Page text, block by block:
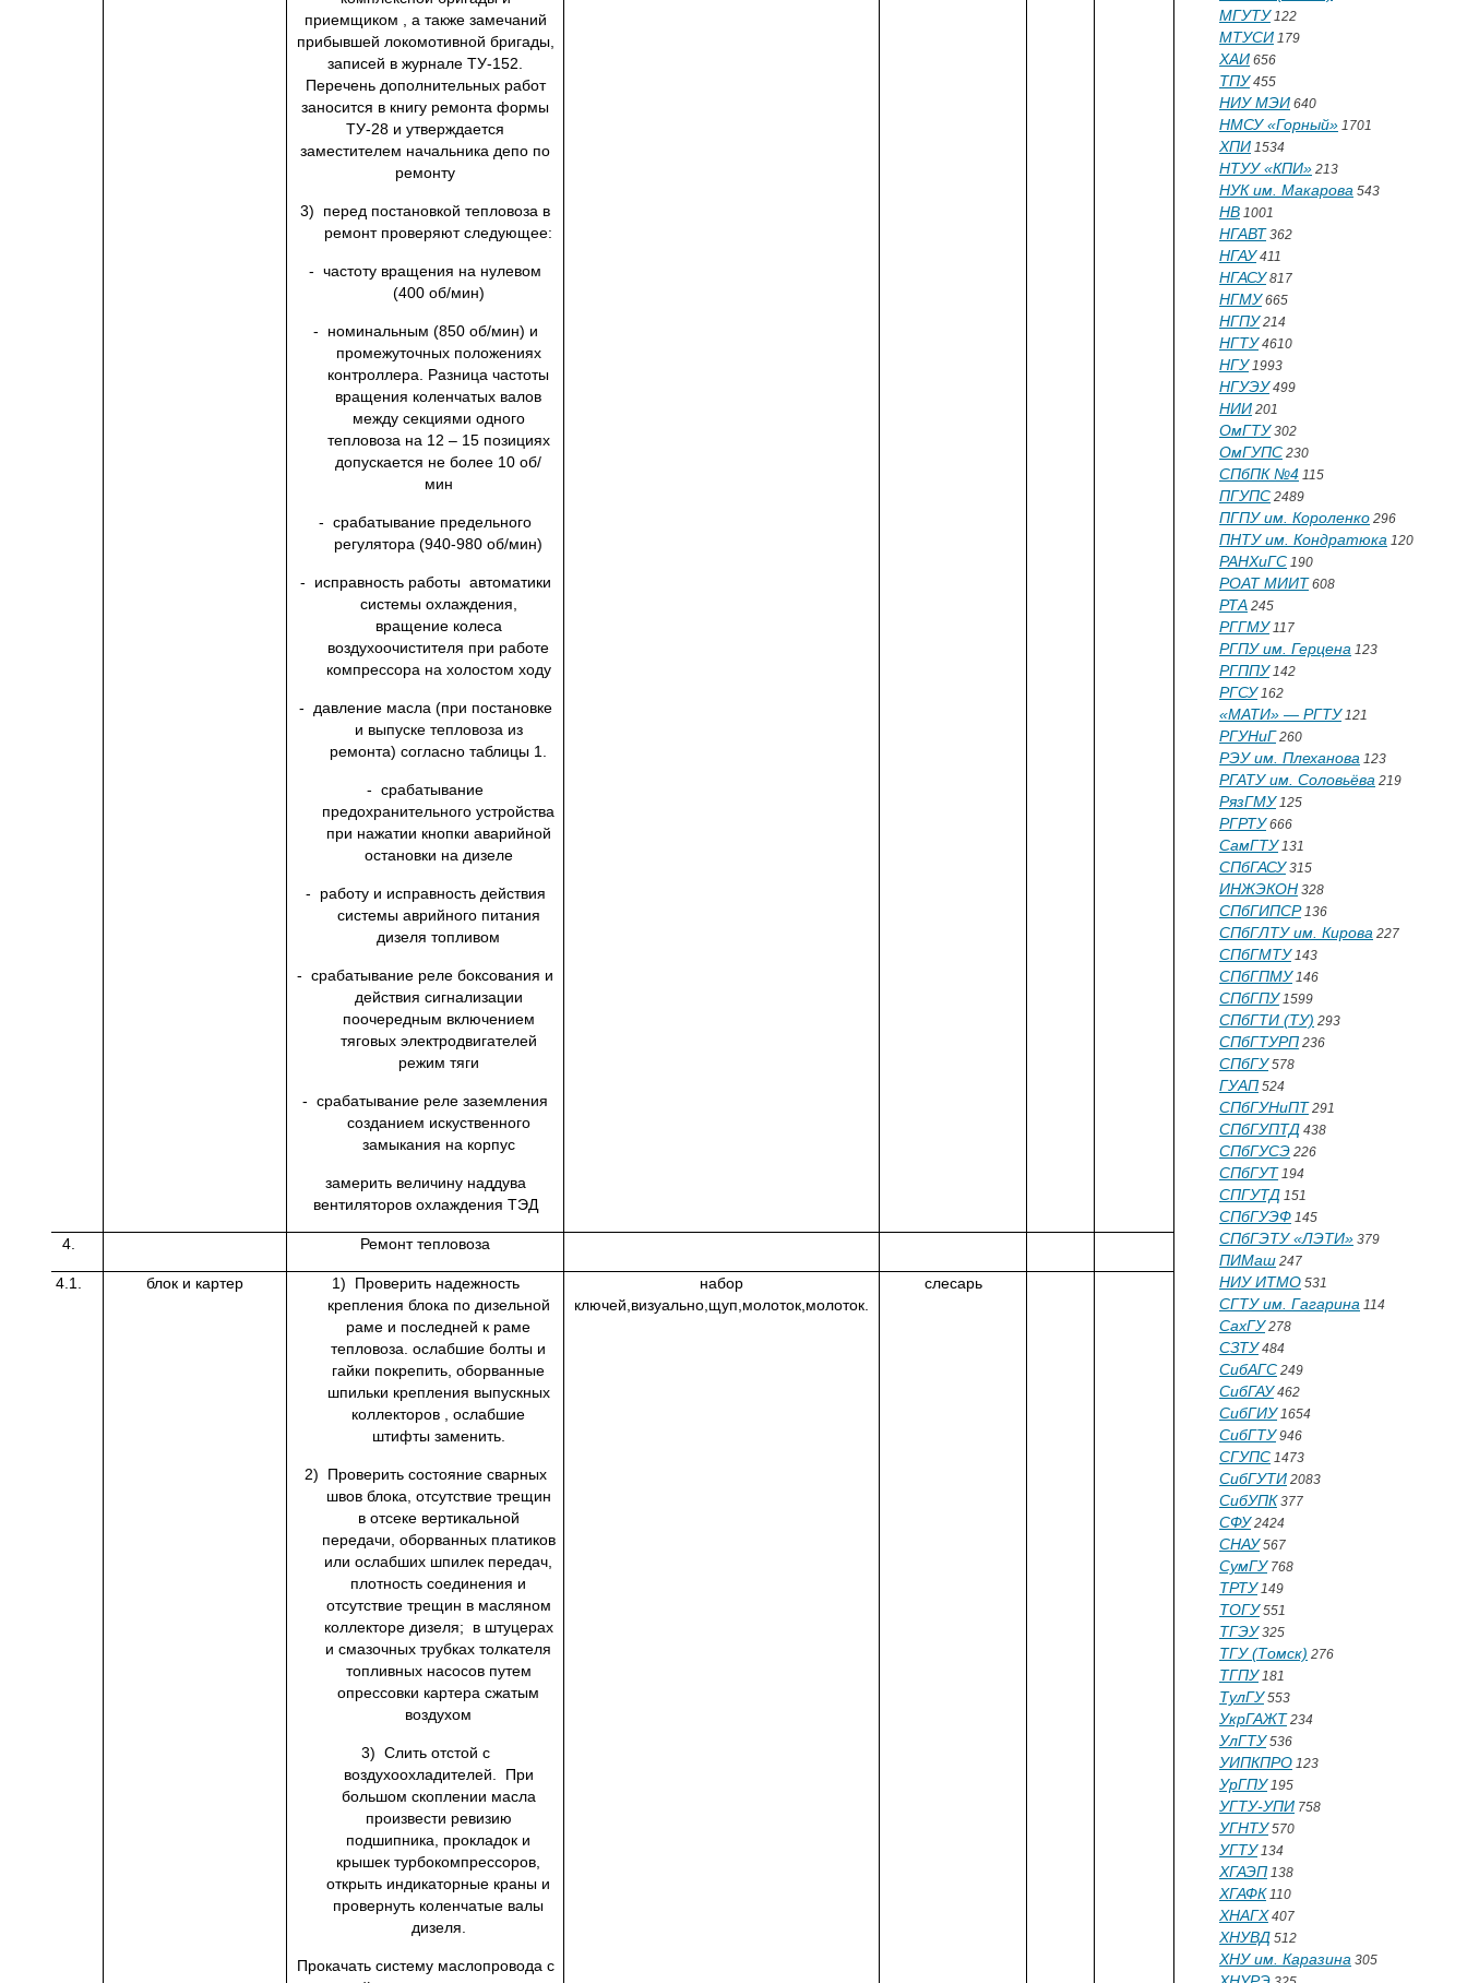
приемщиком , а также замечаний
прибывшей локомотивной бригады,
записей в журнале ТУ-152.
Перечень дополнительных работ
заносится в книгу ремонта формы
ТУ-28 и утверждается
заместителем начальника депо по
ремонту
3) перед постановкой тепловоза в
ремонт проверяют следующее:
- частоту вращения на нулевом
(400 об/мин)
- номинальным (850 об/мин) и
промежуточных положениях
контроллера. Разница частоты
вращения коленчатых валов
между секциями одного
тепловоза на 12 – 15 позициях
допускается не более 10 об/
мин
- срабатывание предельного
регулятора (940-980 об/мин)
- исправность работы автоматики
системы охлаждения,
вращение колеса
воздухоочистителя при работе
компрессора на холостом ходу
- давление масла (при постановке
и выпуске тепловоза из
ремонта) согласно таблицы 1.
- срабатывание
предохранительного устройства
при нажатии кнопки аварийной
остановки на дизеле
- работу и исправность действия
системы аврийного питания
дизеля топливом
- срабатывание реле боксования и
действия сигнализации
поочередным включением
тяговых электродвигателей
режим тяги
- срабатывание реле заземления
созданием искуственного
замыкания на корпус
замерить величину наддува
вентиляторов охлаждения ТЭД
4. Ремонт тепловоза
4.1. блок и картер
1) Проверить надежность
крепления блока по дизельной
раме и последней к раме
тепловоза. ослабшие болты и
гайки покрепить, оборванные
шпильки крепления выпускных
коллекторов , ослабшие
штифты заменить.
2) Проверить состояние сварных
швов блока, отсутствие трещин
в отсеке вертикальной
передачи, оборванных платиков
или ослабших шпилек передач,
плотность соединения и
отсутствие трещин в масляном
коллекторе дизеля; в штуцерах
и смазочных трубках толкателя
топливных насосов путем
опрессовки картера сжатым
воздухом
3) Слить отстой с
воздухоохладителей. При
большом скоплении масла
произвести ревизию
подшипника, прокладок и
крышек турбокомпрессоров,
открыть индикаторные краны и
провернуть коленчатые валы
дизеля.
Прокачать систему маслопровода с
набор
ключей,визуально,щуп,молоток,молоток.
слесарь
МГУТУ122
МТУСИ 179
ХАИ 656
ТПУ455
НИУ МЭИ 640
НМСУ «Горный» 1701
ХПИ 1534
НТУУ «КПИ» 213
НУК им. Макарова 543
НВ 1001
НГАВТ 362
НГАУ411
НГАСУ817
НГМУ665
НГПУ214
НГТУ4610
НГУ1993
НГУЭУ499
НИИ 201
ОмГТУ302
ОмГУПС 230
СПбПК №4 115
ПГУПС 2489
ПГПУ им. Короленко 296
ПНТУ им. Кондратюка 120
РАНХиГС 190
РОАТ МИИТ 608
РТА 245
РГГМУ117
РГПУ им. Герцена 123
РГППУ142
РГСУ162
«МАТИ» — РГТУ121
РГУНиГ 260
РЭУ им. Плеханова 123
РГАТУ им. Соловьёва 219
РязГМУ125
РГРТУ666
СамГТУ131
СПбГАСУ315
ИНЖЭКОН 328
СПбГИПСР136
СПбГЛТУ им. Кирова 227
СПбГМТУ143
СПбГПМУ146
СПбГПУ1599
СПбГТИ (ТУ) 293
СПбГТУРП 236
СПбГУ578
ГУАП 524
СПбГУНиПТ 291
СПбГУПТД 438
СПбГУСЭ 226
СПбГУТ 194
СПГУТД 151
СПбГУЭФ 145
СПбГЭТУ «ЛЭТИ» 379
ПИМаш 247
НИУ ИТМО 531
СГТУ им. Гагарина 114
СахГУ278
СЗТУ484
СибАГС 249
СибГАУ462
СибГИУ1654
СибГТУ946
СГУПС 1473
СибГУТИ 2083
СибУПК 377
СФУ2424
СНАУ567
СумГУ768
ТРТУ149
ТОГУ551
ТГЭУ325
ТГУ (Томск) 276
ТГПУ181
ТулГУ553
УкрГАЖТ 234
УлГТУ536
УИПКПРО 123
УрГПУ195
УГТУ-УПИ 758
УГНТУ570
УГТУ134
ХГАЭП 138
ХГАФК 110
ХНАГХ 407
ХНУВД 512
ХНУ им. Каразина 305